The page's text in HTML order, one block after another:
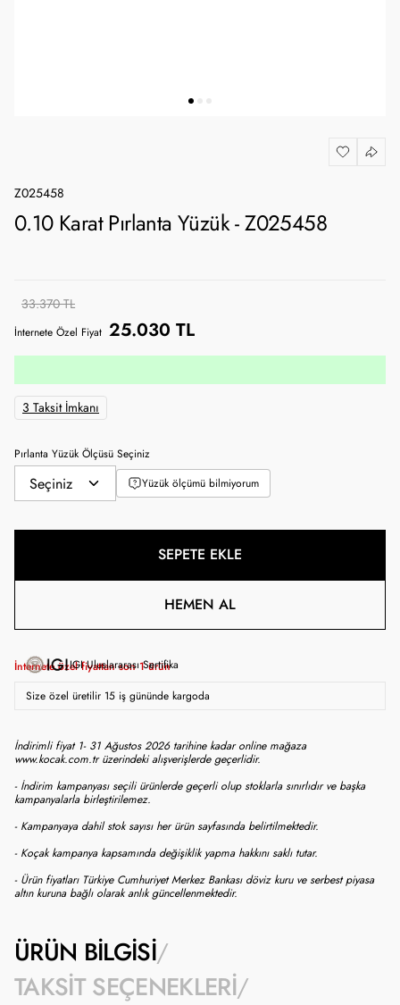
Z025458
0.10 Karat Pırlanta Yüzük - Z025458
33.370 TL
İnternete Özel Fiyat 25.030 TL
3 Taksit İmkanı
Pırlanta Yüzük Ölçüsü Seçiniz
Yüzük ölçümü bilmiyorum
SEPETE EKLE
HEMEN AL
İnternete özel fiyattan son1ürün
IGI Uluslararası Sertifika
Size özel üretilir 15 iş gününde kargoda
İndirimli fiyat 1- 31 Ağustos 2026 tarihine kadar online mağaza
www.kocak.com.tr üzerindeki alışverişlerde geçerlidir.
- İndirim kampanyası seçili ürünlerde geçerli olup stoklarla sınırlıdır ve başka
kampanyalarla birleştirilemez.
- Kampanyaya dahil stok sayısı her ürün sayfasında belirtilmektedir.
- Koçak kampanya kapsamında değişiklik yapma hakkını saklı tutar.
- Ürün fiyatları Türkiye Cumhuriyet Merkez Bankası döviz kuru ve serbest piyasa
altın kuruna bağlı olarak anlık güncellenmektedir.
ÜRÜN BILGISI
TAKSIT SEÇENEKLERI